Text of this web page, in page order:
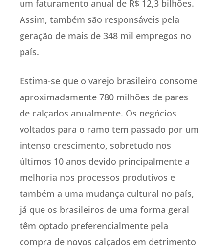
um faturamento anual de R$ 12,3 bilhões.
Assim, também são responsáveis pela
geração de mais de 348 mil empregos no
país.
Estima-se que o varejo brasileiro consome
aproximadamente 780 milhões de pares
de calçados anualmente. Os negócios
voltados para o ramo tem passado por um
intenso crescimento, sobretudo nos
últimos 10 anos devido principalmente a
melhoria nos processos produtivos e
também a uma mudança cultural no país,
já que os brasileiros de uma forma geral
têm optado preferencialmente pela
compra de novos calçados em detrimento